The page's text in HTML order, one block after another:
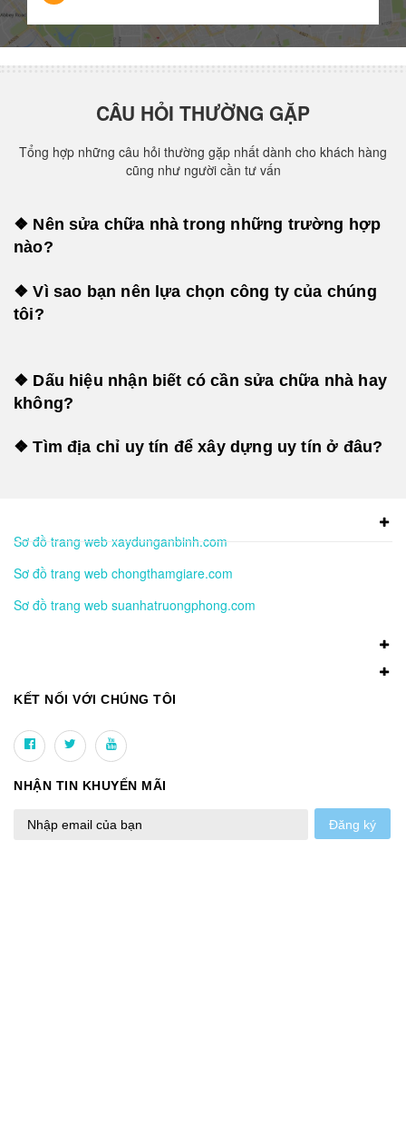
CÂU HỎI THƯỜNG GẶP
Tổng hợp những câu hỏi thường gặp nhất dành cho khách hàng
cũng như người cần tư vấn
❖ Nên sửa chữa nhà trong những trường hợp
nào?
❖ Vì sao bạn nên lựa chọn công ty của chúng
tôi?
❖ Dấu hiệu nhận biết có cần sửa chữa nhà hay
không?
❖ Tìm địa chỉ uy tín để xây dựng uy tín ở đâu?
Sơ đồ trang web xaydunganbinh.com
Sơ đồ trang web chongthamgiare.com
Sơ đồ trang web suanhatruongphong.com
KẾT NỐI VỚI CHÚNG TÔI
NHẬN TIN KHUYẾN MÃI
Đăng ký